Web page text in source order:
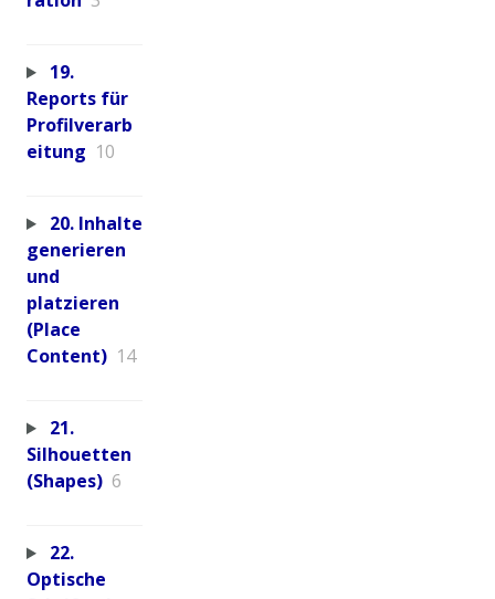
19.
Reports für
Profilverarb
eitung 10
20. Inhalte
generieren
und
platzieren
(Place
Content) 14
21.
Silhouetten
(Shapes) 6
22.
Optische